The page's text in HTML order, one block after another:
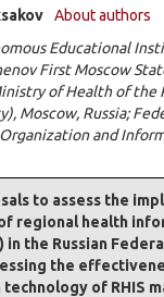
About authors
Educational
First Moscow
of Health of the
Moscow, Russia;
and
to assess the
regional health
in the Russian
the
of RHIS